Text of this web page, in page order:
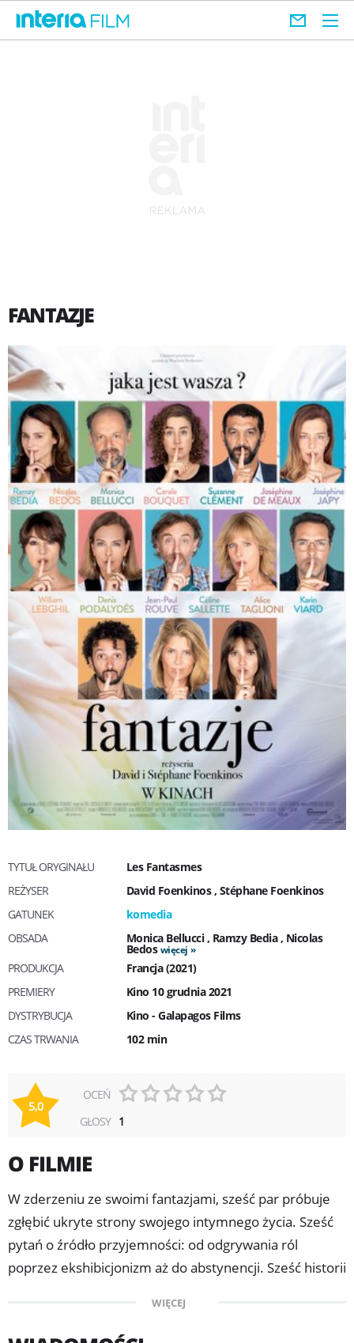
FANTAZJE
TYTUŁ ORYGINAŁU
Les Fantasmes
REŻYSER
David Foenkinos, Stéphane Foenkinos
GATUNEK
komedia
OBSADA
Monica Bellucci, Ramzy Bedia, Nicolas
Bedos więcej
PRODUKCJA
Francja (2021)
PREMIERY
Kino 10 grudnia 2021
DYSTRYBUCJA
Kino - Galapagos Films
CZAS TRWANIA
102 min
5,0
OCEŃ
GŁOSY 1
O FILMIE
W zderzeniu ze swoimi fantazjami, sześć par próbuje
zgłębić ukryte strony swojego intymnego życia. Sześć
pytań o źródło przyjemności: od odgrywania ról
poprzez ekshibicjonizm aż do abstynencji. Sześć historii
pragnień w dzisiejszych czasach. Chodzi jednak nie
tylko o swoje pragnienia, ale także o pragnienia
WIĘCEJ